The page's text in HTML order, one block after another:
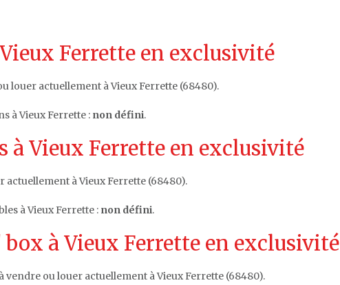
Ferrette en exclusivité
louer actuellement à Vieux Ferrette (68480).
à Vieux Ferrette : non défini.
à Vieux Ferrette en exclusivité
actuellement à Vieux Ferrette (68480).
à Vieux Ferrette : non défini.
à Vieux Ferrette en exclusivité
à vendre ou louer actuellement à Vieux Ferrette (68480).